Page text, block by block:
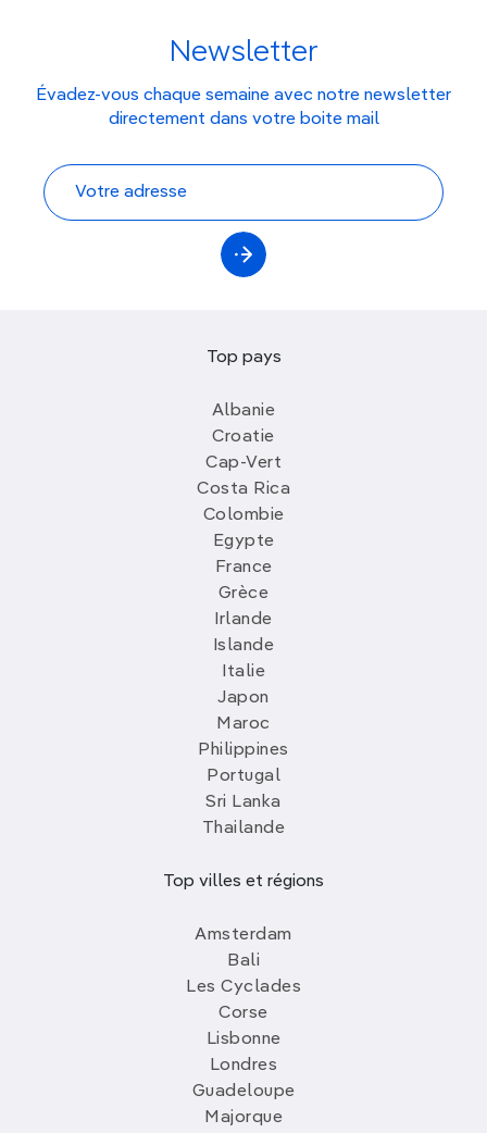
Newsletter
Évadez-vous chaque semaine avec notre newsletter
directement dans votre boite mail
Top pays
Albanie
Croatie
Cap-Vert
Costa Rica
Colombie
Egypte
France
Grèce
Irlande
Islande
Italie
Japon
Maroc
Philippines
Portugal
Sri Lanka
Thailande
Top villes et régions
Amsterdam
Bali
Les Cyclades
Corse
Lisbonne
Londres
Guadeloupe
Majorque